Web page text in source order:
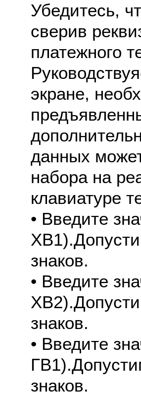
Убедитесь,
сверив
платежного
экране,
данных
набора на
клавиатуре
• Введите
знаков.
• Введите
знаков.
• Введите
знаков.